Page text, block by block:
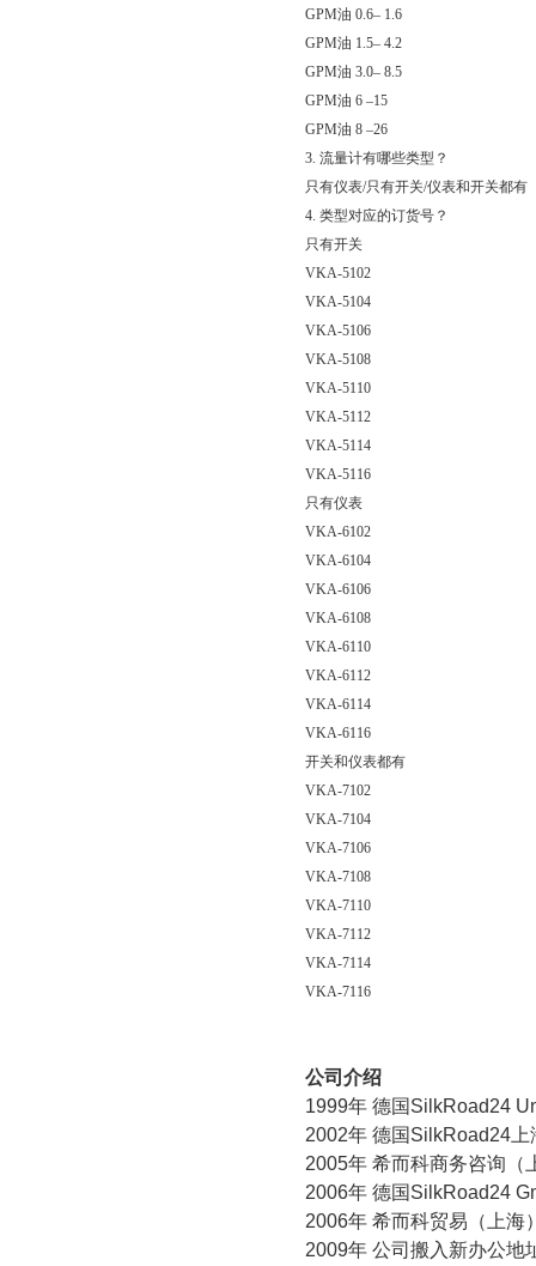
GPM油 0.6– 1.6
GPM油 1.5– 4.2
GPM油 3.0– 8.5
GPM油 6 –15
GPM油 8 –26
3. 流量计有哪些类型？
只有仪表/只有开关/仪表和开关都有
4. 类型对应的订货号？
只有开关
VKA-5102
VKA-5104
VKA-5106
VKA-5108
VKA-5110
VKA-5112
VKA-5114
VKA-5116
只有仪表
VKA-6102
VKA-6104
VKA-6106
VKA-6108
VKA-6110
VKA-6112
VKA-6114
VKA-6116
开关和仪表都有
VKA-7102
VKA-7104
VKA-7106
VKA-7108
VKA-7110
VKA-7112
VKA-7114
VKA-7116
公司介绍
1999年 德国 SilkRoad24
2002年 德国 SilkRoad24
2005年 希而科商务咨询（
2006年 德国 SilkRoad24
2006年 希而科贸易（上海
2009年 公司搬入新办公地